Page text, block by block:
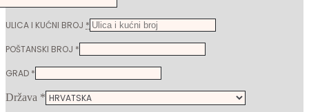
ULICA I KUĆNI BROJ *
POŠTANSKI BROJ *
GRAD *
Država *